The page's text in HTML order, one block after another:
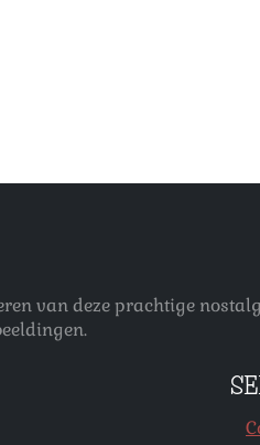
van deze prachtige